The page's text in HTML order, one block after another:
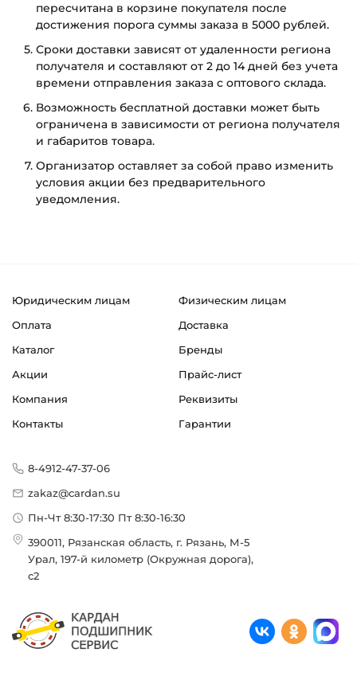
пересчитана в корзине покупателя после
достижения порога суммы заказа в 5000 рублей.
Сроки доставки зависят от удаленности региона
получателя и составляют от 2 до 14 дней без учета
времени отправления заказа с оптового склада.
Возможность бесплатной доставки может быть
ограничена в зависимости от региона получателя
и габаритов товара.
Организатор оставляет за собой право изменить
условия акции без предварительного
уведомления.
Юридическим лицам
Физическим лицам
Оплата
Доставка
Каталог
Бренды
Акции
Прайс-лист
Компания
Реквизиты
Контакты
Гарантии
8-4912-47-37-06
zakaz@cardan.su
Пн-Чт 8:30-17:30 Пт 8:30-16:30
390011, Рязанская область, г. Рязань, М-5
Урал, 197-й километр (Окружная дорога),
с2